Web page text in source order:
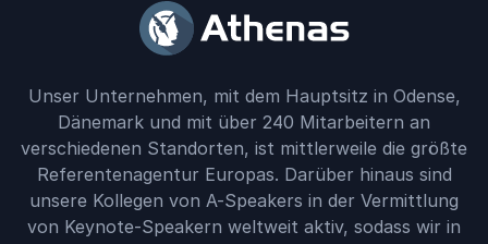
Unser Unternehmen, mit dem Hauptsitz in Odense,
Dänemark und mit über 240 Mitarbeitern an
verschiedenen Standorten, ist mittlerweile die größte
Referentenagentur Europas. Darüber hinaus sind
unsere Kollegen von A-Speakers in der Vermittlung
von Keynote-Speakern weltweit aktiv, sodass wir in